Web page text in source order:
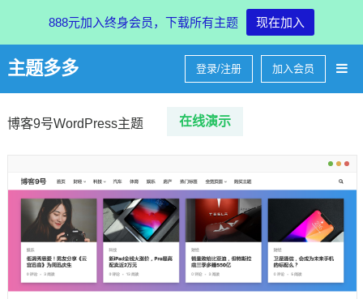
主题多多 登录/注册 加入会员
博客9号WordPress主题 在线演示
888元加入终身会员，下载所有主题 现在加入